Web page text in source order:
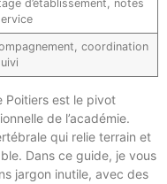
d’établissement, notes
coordination
Poitiers est le pivot
de l’académie.
qui relie terrain et
Dans ce guide, je vous
jargon inutile, avec des